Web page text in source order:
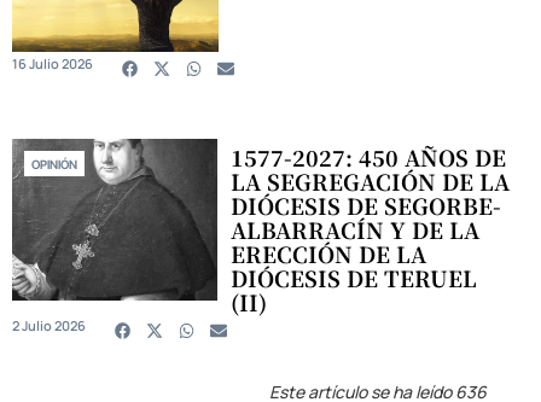
16 Julio 2026
OPINIÓN 1577-2027: 450 AÑOS DE
LA SEGREGACIÓN DE LA
DIÓCESIS DE SEGORBE-
ALBARRACÍN Y DE LA
ERECCIÓN DE LA
DIÓCESIS DE TERUEL
(II)
2 Julio 2026
Este artículo se ha leído 636